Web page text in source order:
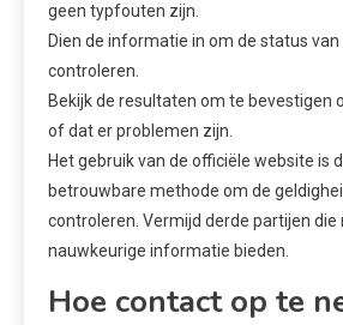
geen typfouten zijn.
Dien de informatie in om de status
controleren.
Bekijk de resultaten om te bevestigen
of dat er problemen zijn.
Het gebruik van de officiële website is
betrouwbare methode om de
controleren. Vermijd derde partijen die
nauwkeurige informatie bieden.
Hoe contact op te